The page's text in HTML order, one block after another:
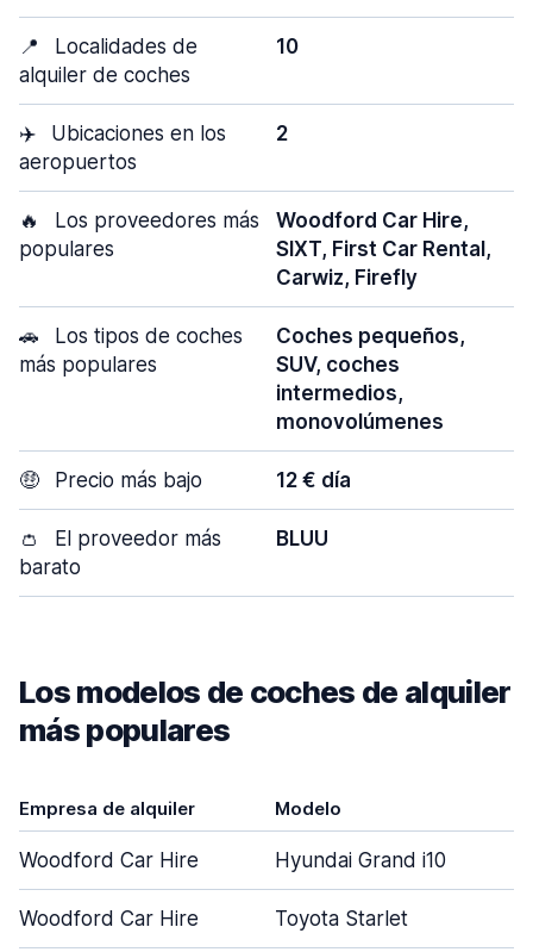
📍
Localidades de
alquiler de coches
10
✈️
Ubicaciones en los
aeropuertos
2
🔥
Los proveedores más
populares
Woodford Car Hire,
SIXT, First Car Rental,
Carwiz, Firefly
🚗
Los tipos de coches
más populares
Coches pequeños,
SUV, coches
intermedios,
monovolúmenes
🤑 Precio más bajo 12 € día
👛
El proveedor más
barato
BLUU
Los modelos de coches de alquiler
más populares
Empresa de alquiler Modelo
Woodford Car Hire Hyundai Grand i10
Woodford Car Hire Toyota Starlet